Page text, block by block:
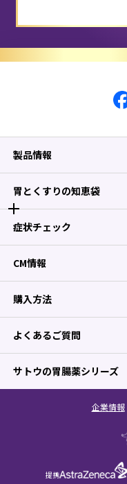
製品情報
胃とくすりの知恵袋
症状チェック
CM情報
購入方法
よくあるご質問
サトウの胃腸薬シリーズ
企業情報
提携